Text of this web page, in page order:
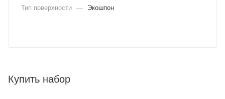
Тип поверхности — Экошпон
Купить набор